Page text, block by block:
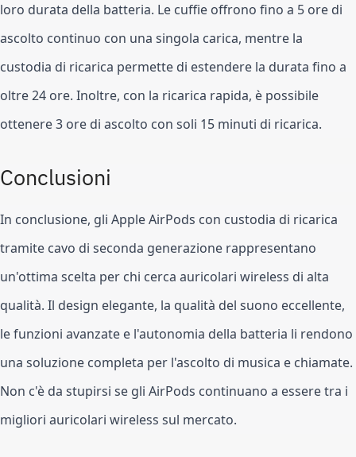
loro durata della batteria. Le cuffie offrono fino a 5 ore di
ascolto continuo con una singola carica, mentre la
custodia di ricarica permette di estendere la durata fino a
oltre 24 ore. Inoltre, con la ricarica rapida, è possibile
ottenere 3 ore di ascolto con soli 15 minuti di ricarica.
Conclusioni
In conclusione, gli Apple AirPods con custodia di ricarica
tramite cavo di seconda generazione rappresentano
un'ottima scelta per chi cerca auricolari wireless di alta
qualità. Il design elegante, la qualità del suono eccellente,
le funzioni avanzate e l'autonomia della batteria li rendono
una soluzione completa per l'ascolto di musica e chiamate.
Non c'è da stupirsi se gli AirPods continuano a essere tra i
migliori auricolari wireless sul mercato.